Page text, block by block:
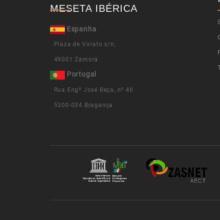
MESETA IBÉRICA
Espanha
Plaza de Viriato s/n,
49001 Zamora​​​​​​​
Portugal
Rua Engº José Beça, nº 46
5300-034 Bragança